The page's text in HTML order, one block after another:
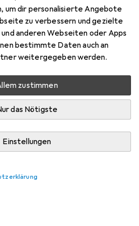
um dir personalisierte Angebote
zu verbessern und gezielte
anderen Webseiten oder Apps
bestimmte Daten auch an
weitergegeben werden.
zustimmen
das Nötigste
Einstellungen
Zubehör zum Produkt
Produkte gefunden